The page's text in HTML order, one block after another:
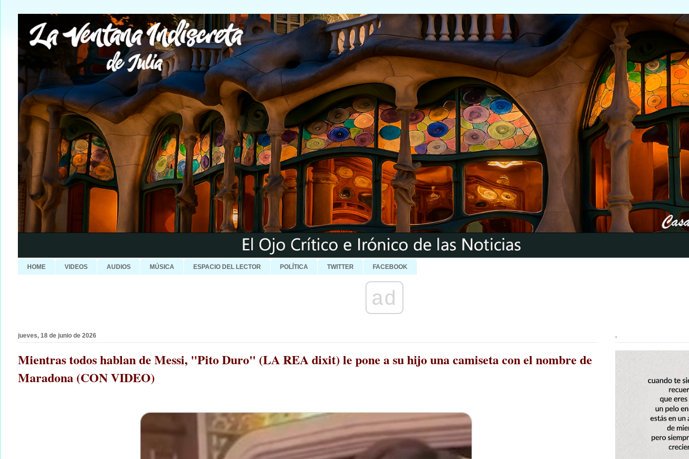
HOME VIDEOS AUDIOS MÚSICA ESPACIO DEL LECTOR POLÍTICA TWITTER FACEBOOK
ad
jueves, 18 de junio de 2026
Mientras todos hablan de Messi, "Pito Duro" (LA REA dixit) le pone a su hijo una camiseta con el nombre de
Maradona (CON VIDEO)
.